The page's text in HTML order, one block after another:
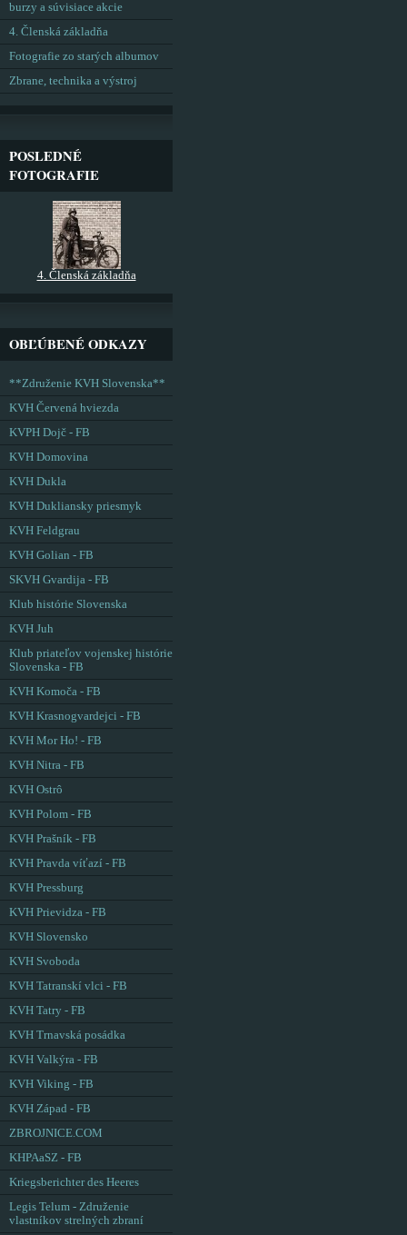
burzy a súvisiace akcie
4. Členská základňa
Fotografie zo starých albumov
Zbrane, technika a výstroj
POSLEDNÉ
FOTOGRAFIE
4. Členská základňa
OBĽÚBENÉ ODKAZY
**Združenie KVH Slovenska**
KVH Červená hviezda
KVPH Dojč - FB
KVH Domovina
KVH Dukla
KVH Dukliansky priesmyk
KVH Feldgrau
KVH Golian - FB
SKVH Gvardija - FB
Klub histórie Slovenska
KVH Juh
Klub priateľov vojenskej histórie
Slovenska - FB
KVH Komoča - FB
KVH Krasnogvardejci - FB
KVH Mor Ho! - FB
KVH Nitra - FB
KVH Ostrô
KVH Polom - FB
KVH Prašník - FB
KVH Pravda víťazí - FB
KVH Pressburg
KVH Prievidza - FB
KVH Slovensko
KVH Svoboda
KVH Tatranskí vlci - FB
KVH Tatry - FB
KVH Trnavská posádka
KVH Valkýra - FB
KVH Viking - FB
KVH Západ - FB
ZBROJNICE.COM
KHPAaSZ - FB
Kriegsberichter des Heeres
Legis Telum - Združenie
vlastníkov strelných zbraní